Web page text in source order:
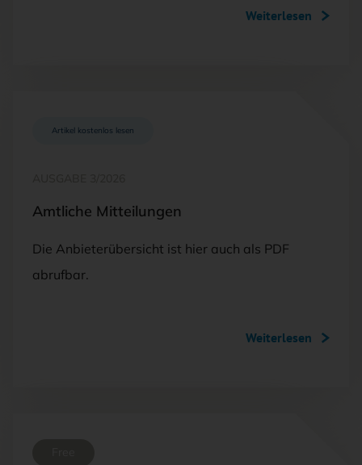
Weiterlesen
Artikel kostenlos lesen
Amtliche Mitteilungen
Die Anbieterübersicht ist hier auch als PDF
abrufbar.
Weiterlesen